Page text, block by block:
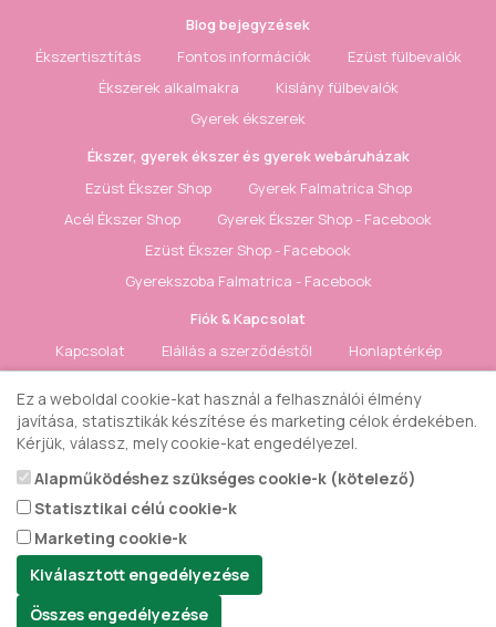
Blog bejegyzések
Ékszertisztítás
Fontos információk
Ezüst fülbevalók
Ékszerek alkalmakra
Kislány fülbevalók
Gyerek ékszerek
Ékszer, gyerek ékszer és gyerek webáruházak
Ezüst Ékszer Shop
Gyerek Falmatrica Shop
Acél Ékszer Shop
Gyerek Ékszer Shop - Facebook
Ezüst Ékszer Shop - Facebook
Gyerekszoba Falmatrica - Facebook
Fiók & Kapcsolat
Kapcsolat
Elállás a szerződéstől
Honlaptérkép
Gyerek ékszer Shop © 2018 - ezüst gyerek ékszerek
Ez a weboldal cookie-kat használ a felhasználói élmény
javítása, statisztikák készítése és marketing célok érdekében.
Kérjük, válassz, mely cookie-kat engedélyezel.
Alapműködéshez szükséges cookie-k (kötelező)
Statisztikai célú cookie-k
Marketing cookie-k
Kiválasztott engedélyezése
Összes engedélyezése